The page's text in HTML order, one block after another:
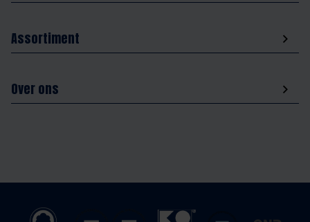
Assortiment
Over ons